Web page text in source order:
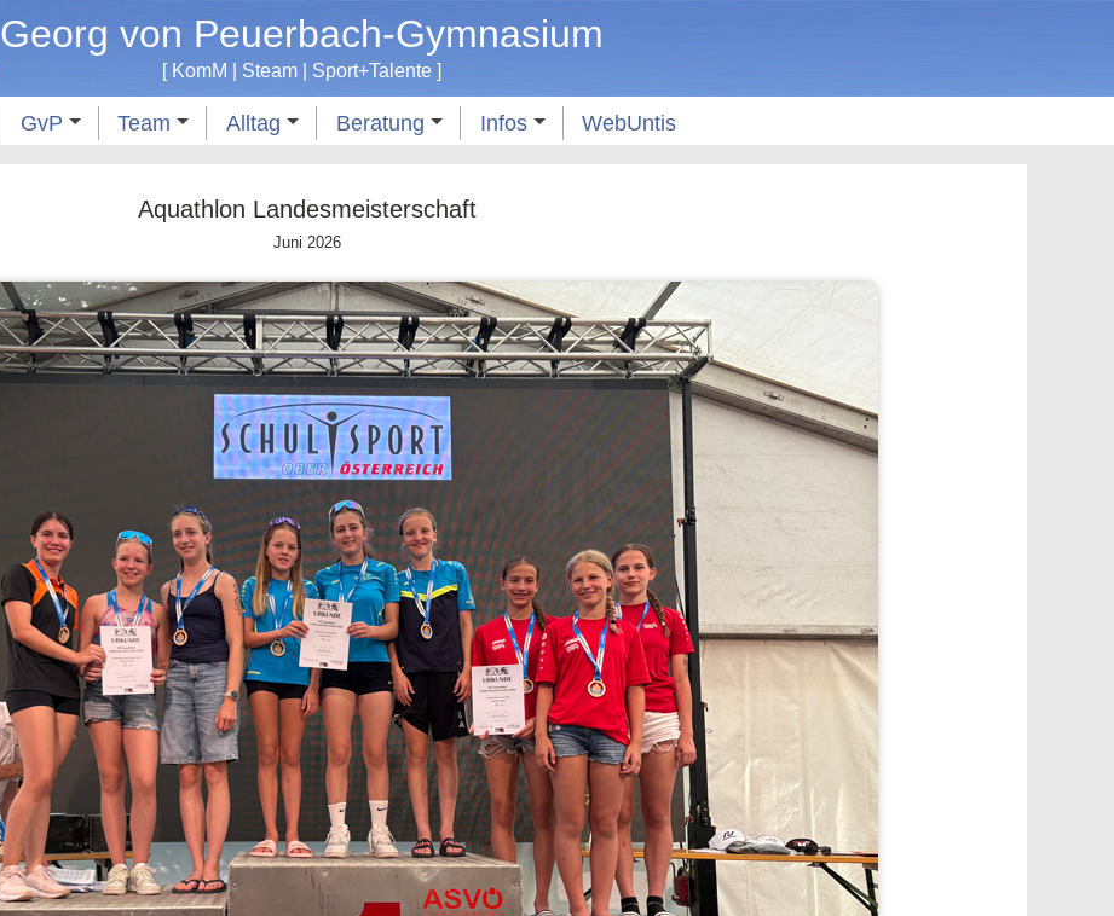
Georg von Peuerbach-Gymnasium
[ KomM Steam| Sport+Talente]
GvP Team Alltag Beratung Infos WebUntis
Aquathlon Landesmeisterschaft
Juni 2026